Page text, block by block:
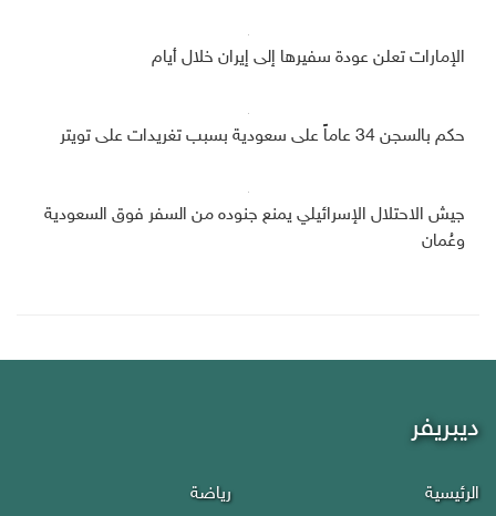
الإمارات تعلن عودة سفيرها إلى إيران خلال أيام
حكم بالسجن 34 عاماً على سعودية بسبب تغريدات على تويتر
جيش الاحتلال الإسرائيلي يمنع جنوده من السفر فوق السعودية
وعُمان
ديبريفر
الرئيسية رياضة